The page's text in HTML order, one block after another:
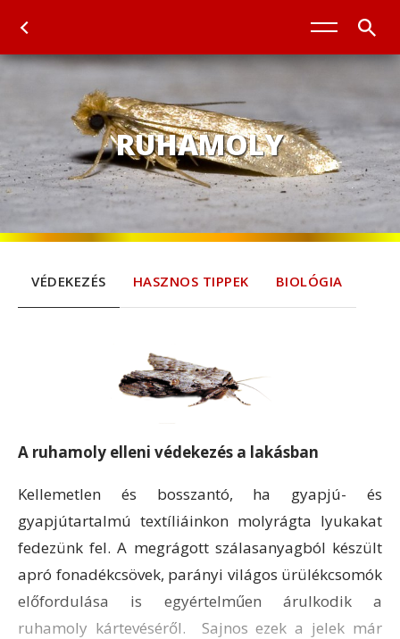
RUHAMOLY
VÉDEKEZÉS HASZNOS TIPPEK BIOLÓGIA
A ruhamoly elleni védekezés a lakásban
Kellemetlen és bosszantó, ha gyapjú- és
gyapjútartalmú textíliáinkon molyrágta lyukakat
fedezünk fel. A megrágott szálasanyagból készült
apró fonadékcsövek, parányi világos ürülékcsomók
előfordulása is egyértelműen árulkodik a
ruhamoly kártevéséről. Sajnos ezek a jelek már